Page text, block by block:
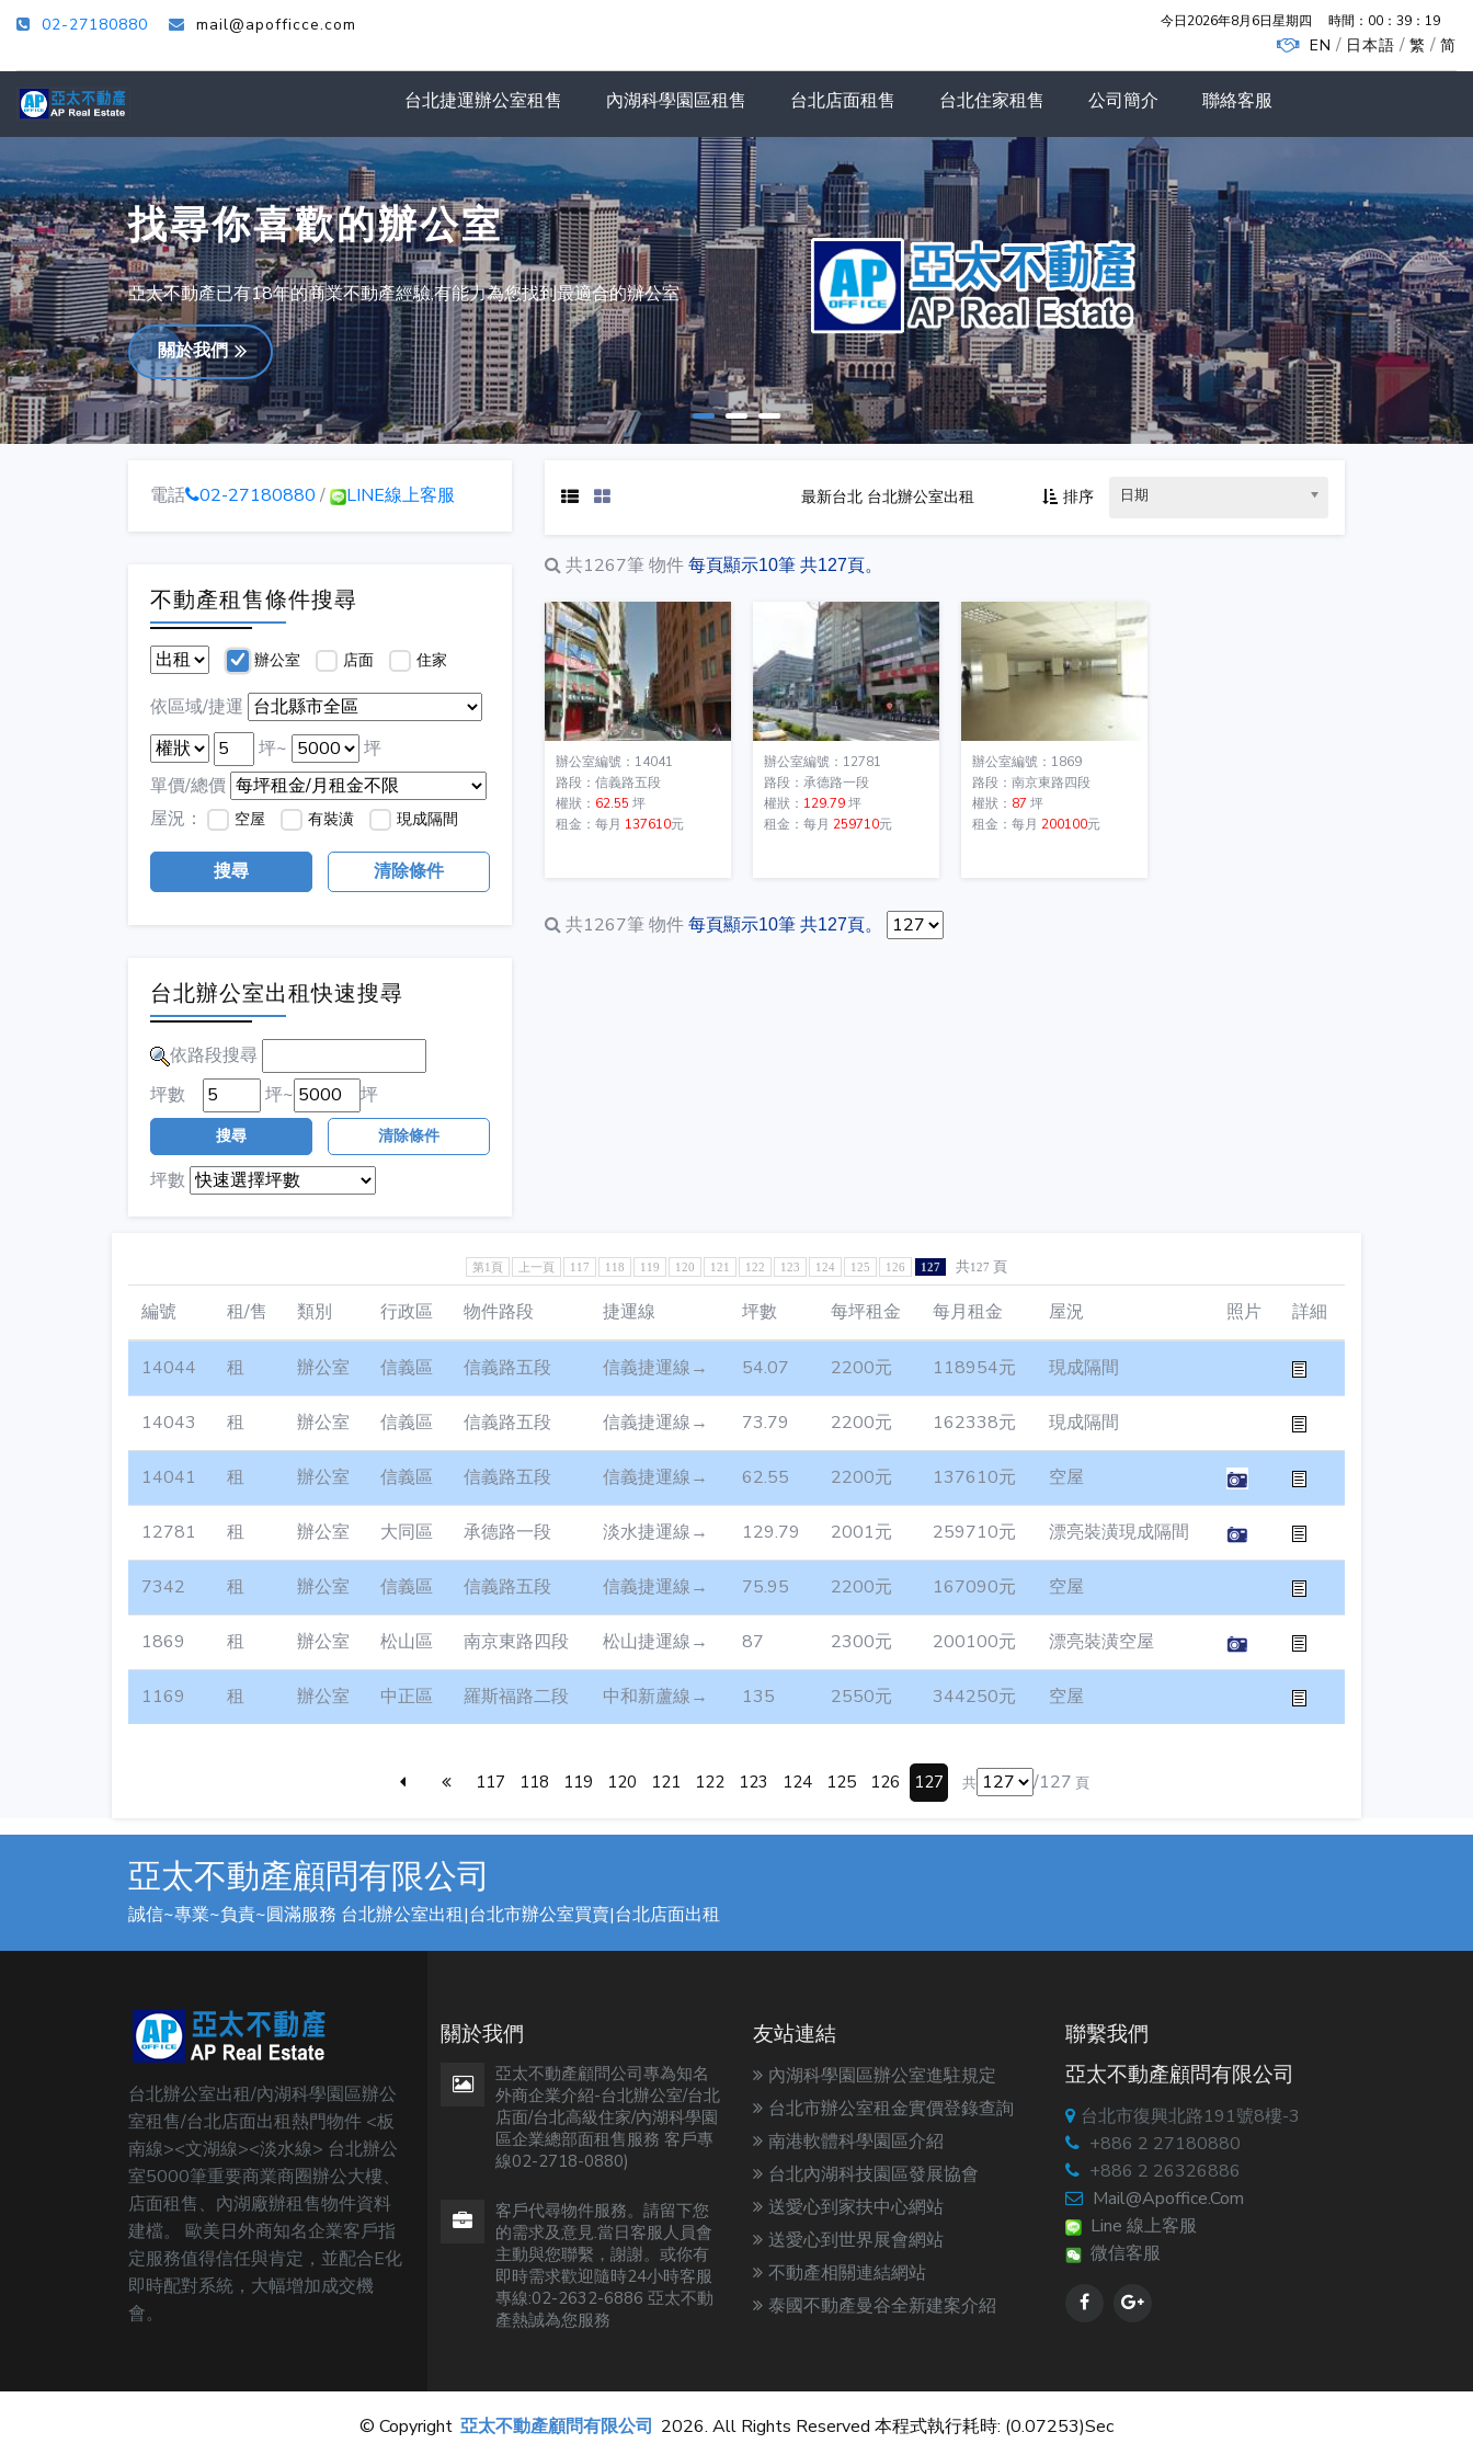
02-27180880 mail@apofficce.com 今日2026年8月6日星期四 時間： 00：39：20
EN / 日本語 / 繁 / 简
台北捷運辦公室租售 內湖科學園區租售 台北店面租售 台北住家租售 公司簡介 聯絡客服
找尋你喜歡的辦公室
亞太不動產已有18年的商業不動產經驗,有能力為您找到最適合的辦公室
關於我們
電話 02-27180880 / LINE線上客服
不動產租售條件搜尋
辦公室 店面 住家
依區域/捷運
坪~
坪
單價/總價
屋況：
空屋 有裝潢 現成隔間
搜尋 清除條件
台北辦公室出租快速搜尋
依路段搜尋
坪數
坪~ 坪
搜尋 清除條件
坪數
最新台北 台北辦公室出租 排序 日期
共1267筆 物件 每頁顯示10筆 共127頁。
辦公室編號：14041
路段：信義路五段
權狀： 62.55 坪
租金：每月 137610元
辦公室編號：12781
路段：承德路一段
權狀： 129.79坪
租金：每月 259710元
辦公室編號：1869
路段：南京東路四段
權狀： 87 坪
租金：每月 200100元
共1267筆 物件 每頁顯示10筆 共127頁。
第1頁 上一頁 117 118 119 120 121 122 123 124 125 126 127 共127 頁
編號 租/售 類別 行政區 物件路段 捷運線 坪數 每坪租金 每月租金 屋況 照片 詳細
14044 租 辦公室 信義區 信義路五段 信義捷運線→ 54.07 2200元 118954元 現成隔間
14043 租 辦公室 信義區 信義路五段 信義捷運線→ 73.79 2200元 162338元 現成隔間
14041 租 辦公室 信義區 信義路五段 信義捷運線→ 62.55 2200元 137610元 空屋
12781 租 辦公室 大同區 承德路一段 淡水捷運線→ 129.79 2001元 259710元 漂亮裝潢現成隔間
7342 租 辦公室 信義區 信義路五段 信義捷運線→ 75.95 2200元 167090元 空屋
1869 租 辦公室 松山區 南京東路四段 松山捷運線→ 87 2300元 200100元 漂亮裝潢空屋
1169 租 辦公室 中正區 羅斯福路二段 中和新蘆線→ 135 2550元 344250元 空屋
117 118 119 120 121 122 123 124 125 126 127 共 /127 頁
亞太不動產顧問有限公司
誠信~專業~負責~圓滿服務 台北辦公室出租|台北市辦公室買賣|台北店面出租
台北辦公室出租/內湖科學園區辦公
室租售/台北店面出租熱門物件 <板
南線><文湖線><淡水線> 台北辦公
室5000筆重要商業商圈辦公大樓、
店面租售、內湖廠辦租售物件資料
建檔。 歐美日外商知名企業客戶指
定服務值得信任與肯定，並配合E化
即時配對系統，大幅增加成交機
會。
關於我們
亞太不動產顧問公司專為知名
外商企業介紹-台北辦公室/台北
店面/台北高級住家/內湖科學園
區企業總部面租售服務 客戶專
線02-2718-0880)
客戶代尋物件服務。請留下您
的需求及意見.當日客服人員會
主動與您聯繫，謝謝。或你有
即時需求歡迎隨時24小時客服
專線:02-2632-6886 亞太不動
產熱誠為您服務
友站連結
內湖科學園區辦公室進駐規定
台北市辦公室租金實價登錄查詢
南港軟體科學園區介紹
台北內湖科技園區發展協會
送愛心到家扶中心網站
送愛心到世界展會網站
不動產相關連結網站
泰國不動產曼谷全新建案介紹
聯繫我們
亞太不動產顧問有限公司
台北市復興北路191號8樓-3
+886 2 27180880
+886 2 26326886
Mail@apoffice.com
Line 線上客服
微信客服
© Copyright 亞太不動產顧問有限公司 2026. All Rights Reserved 本程式執行耗時: (0.07253)sec